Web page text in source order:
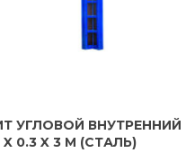
УГЛОВОЙ ВНУТРЕННИЙ
X 0.3 X 3 М (СТАЛЬ)